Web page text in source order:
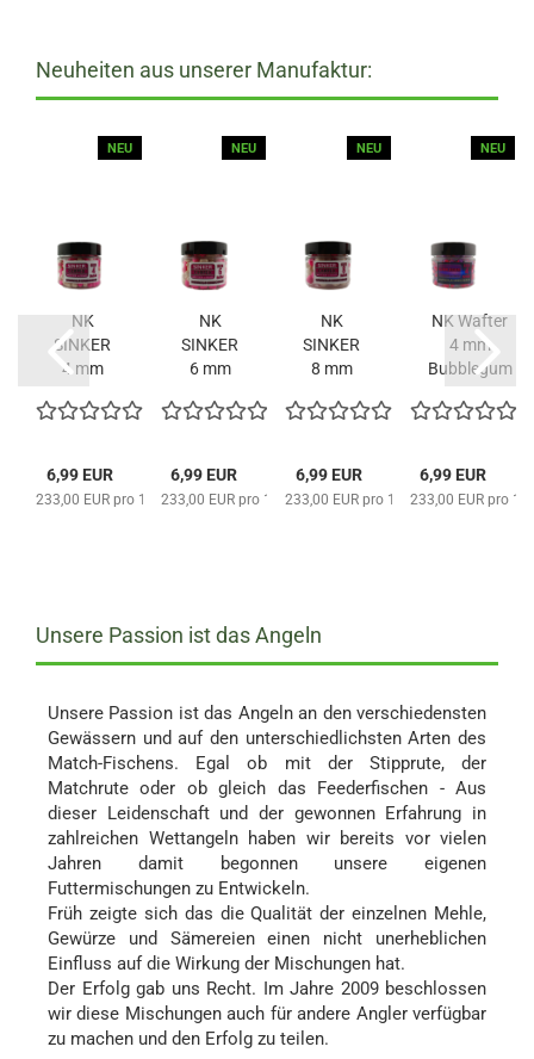
Neuheiten aus unserer Manufaktur:
1000 Gramm
NEU
NK
SINKER
4 mm
6,99 EUR
233,00 EUR pro 1000 Gramm
NEU
NK
SINKER
6 mm
6,99 EUR
233,00 EUR pro 1000 Gramm
NEU
NK
SINKER
8 mm
6,99 EUR
233,00 EUR pro 1000 Gramm
NEU
NK Wafter
4 mm
Bubblegum
6,99 EUR
233,00 EUR pro
Unsere Passion ist das Angeln
Unsere Passion ist das Angeln an den verschiedensten
Gewässern und auf den unterschiedlichsten Arten des
Match-Fischens. Egal ob mit der Stipprute, der
Matchrute oder ob gleich das Feederfischen - Aus
dieser Leidenschaft und der gewonnen Erfahrung in
zahlreichen Wettangeln haben wir bereits vor vielen
Jahren damit begonnen unsere eigenen
Futtermischungen zu Entwickeln.
Früh zeigte sich das die Qualität der einzelnen Mehle,
Gewürze und Sämereien einen nicht unerheblichen
Einfluss auf die Wirkung der Mischungen hat.
Der Erfolg gab uns Recht. Im Jahre 2009 beschlossen
wir diese Mischungen auch für andere Angler verfügbar
zu machen und den Erfolg zu teilen.